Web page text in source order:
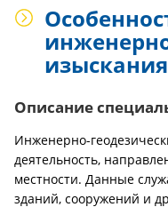
Описание
Инженерно-
деятельность,
местности. Данные
зданий, сооружений и